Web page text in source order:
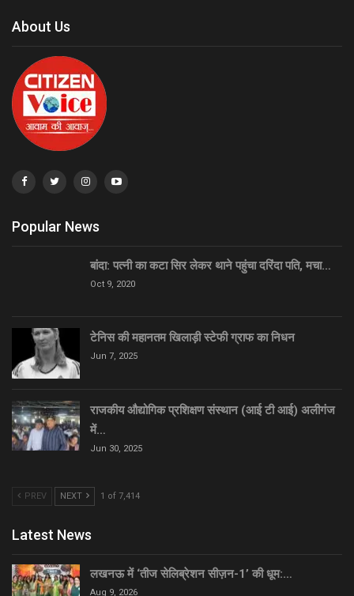
About Us
Popular News
बांदा: पत्नी का कटा सिर लेकर थाने पहुंचा दरिंदा पति, मचा…
Oct 9, 2020
टेनिस की महानतम खिलाड़ी स्टेफी ग्राफ का निधन
Jun 7, 2025
राजकीय औद्योगिक प्रशिक्षण संस्थान (आई टी आई) अलीगंज
में…
Jun 30, 2025
PREV NEXT 1 of 7,414
Latest News
लखनऊ में ‘तीज सेलिब्रेशन सीज़न-1’ की धूम:…
Aug 9, 2026